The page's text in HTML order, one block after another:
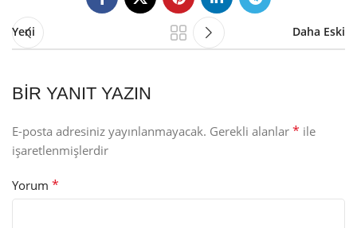
Yeni Daha Eski
BIR YANIT YAZIN
E-posta adresiniz yayınlanmayacak. Gerekli alanlar * ile
işaretlenmişlerdir
Yorum *